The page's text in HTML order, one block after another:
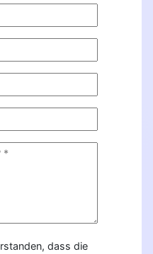
dass die